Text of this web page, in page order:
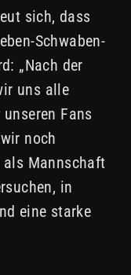
sich, dass
Schwaben-
„Nach der
uns alle
Fans
noch
Mannschaft
in
eine starke